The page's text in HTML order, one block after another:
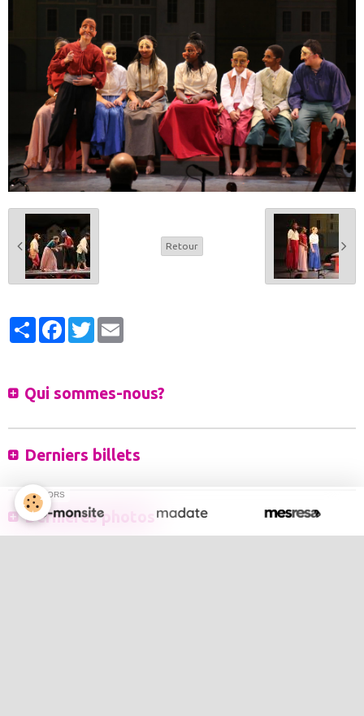
Retour
PartagerFacebook
Twitter
Qui sommes-nous?
Derniers billets
Dernières photos
SPONSORS